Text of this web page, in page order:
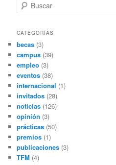
u
c
r
CATEGORÍAS
becas (3)
campus (39)
empleo (3)
eventos (38)
internacional (1)
invitados (28)
noticias (126)
opinión (3)
prácticas (50)
premios (1)
publicaciones (3)
TFM (4)